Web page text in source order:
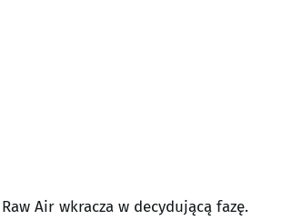
Air wkracza w decydującą fazę.